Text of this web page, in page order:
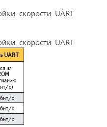
скорости UART
скорости UART